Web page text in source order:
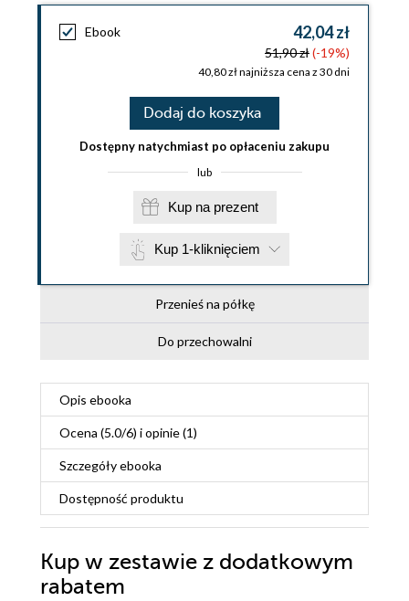
Ebook 42,04 zł
51,90 zł(-19%)
40,80 zł najniższa cena z 30 dni
Dodaj do koszyka
Dostępny natychmiast po opłaceniu zakupu
lub
Kup na prezent
Kup 1-kliknięciem
Przenieś na półkę
Do przechowalni
Opis ebooka
Ocena (5.0/6) i opinie (1)
Szczegółyebooka
Dostępność produktu
Kup w zestawie z dodatkowym
rabatem